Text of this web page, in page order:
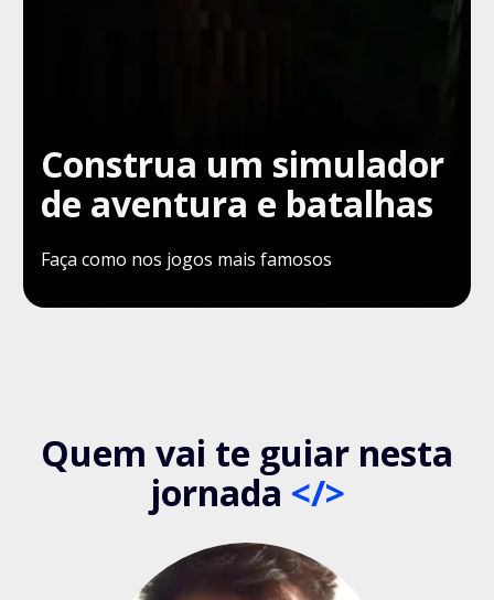
Construa um simulador
de aventura e batalhas
Faça como nos jogos mais famosos
Quem vai te guiar nesta
jornada </>